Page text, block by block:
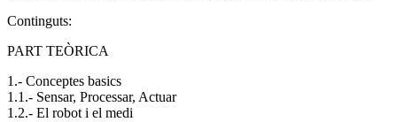
Continguts:
PART TEÒRICA
1.- Conceptes basics
1.1.- Sensar, Processar, Actuar
1.2.- El robot i el medi